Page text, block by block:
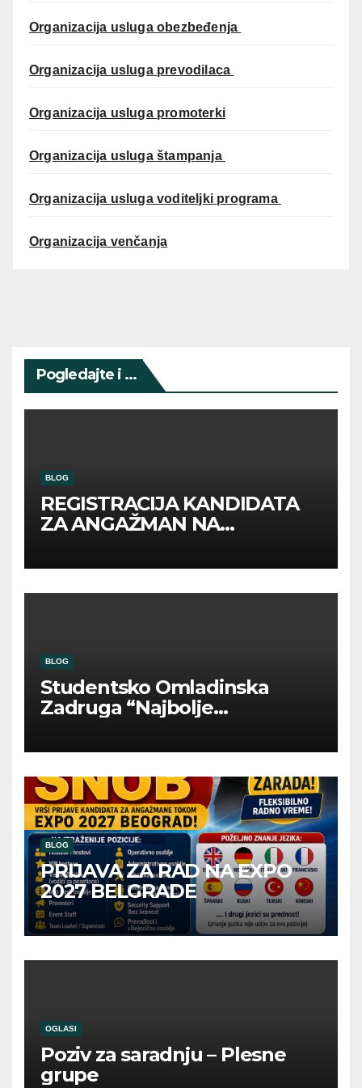
Organizacija usluga obezbeđenja
Organizacija usluga prevodilaca
Organizacija usluga promoterki
Organizacija usluga štampanja
Organizacija usluga voditeljki programa
Organizacija venčanja
Pogledajte i ...
BLOG
REGISTRACIJA KANDIDATA
ZA ANGAŽMAN NA
BLOG
Studentsko Omladinska
Zadruga “Najbolje
BLOG
PRIJAVA ZA RAD NA EXPO
2027 BELGRADE
OGLASI
Poziv za saradnju – Plesne
grupe